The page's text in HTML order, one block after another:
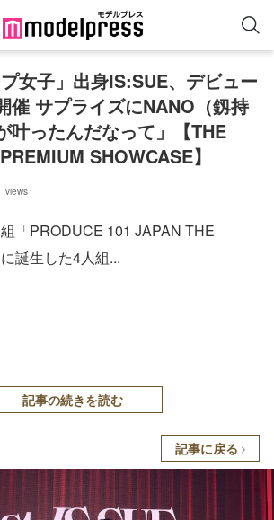
女子」出身IS:SUE、デビュー
催 サプライズにNANO（釼持
叶ったんだなって」【THE
SHOWCASE】
views
「PRODUCE 101 JAPAN THE
誕生した4人組...
記事の続きを読む
記事に戻る